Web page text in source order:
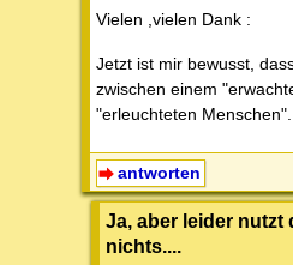
Vielen ,vielen Dank :
Jetzt ist mir bewusst,
zwischen einem
"erleuchteten Menschen".
antworten
Ja, aber leider nutzt
nichts....